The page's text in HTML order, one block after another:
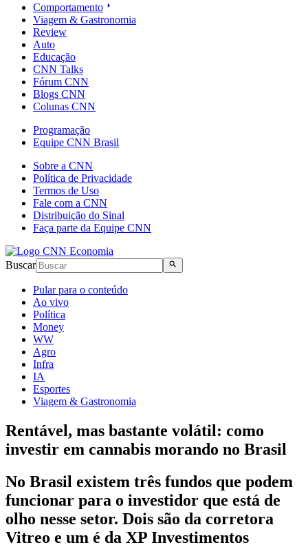
Comportamento
Viagem & Gastronomia
Review
Auto
Educação
CNN Talks
Fórum CNN
Blogs CNN
Colunas CNN
Programação
Equipe CNN Brasil
Sobre a CNN
Política de Privacidade
Termos de Uso
Fale com a CNN
Distribuição do Sinal
Faça parte da Equipe CNN
Buscar
Pular para o conteúdo
Ao vivo
Política
Money
WW
Agro
Infra
IA
Esportes
Viagem & Gastronomia
Rentável, mas bastante volátil: como
investir em cannabis morando no Brasil
No Brasil existem três fundos que podem
funcionar para o investidor que está de
olho nesse setor. Dois são da corretora
Vitreo e um é da XP Investimentos